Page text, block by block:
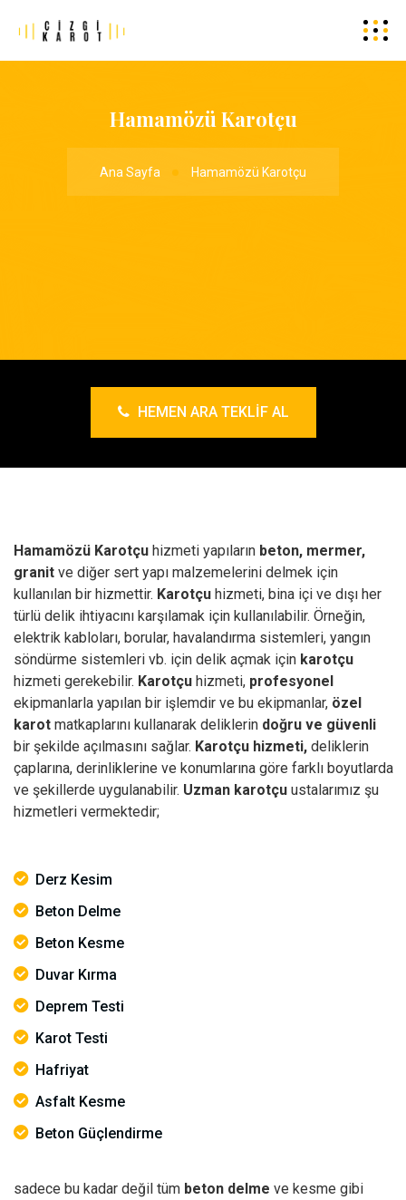
Hamamözü Karotçu
Ana Sayfa Hamamözü Karotçu
HEMEN ARA TEKLIF AL
Hamamözü Karotçu hizmeti yapıların beton, mermer,
granit ve diğer sert yapı malzemelerini delmek için
kullanılan bir hizmettir. Karotçu hizmeti, bina içi ve dışı her
türlü delik ihtiyacını karşılamak için kullanılabilir. Örneğin,
elektrik kabloları, borular, havalandırma sistemleri, yangın
söndürme sistemleri vb. için delik açmak için karotçu
hizmeti gerekebilir. Karotçu hizmeti, profesyonel
ekipmanlarla yapılan bir işlemdir ve bu ekipmanlar, özel
karot matkaplarını kullanarak deliklerin doğru ve güvenli
bir şekilde açılmasını sağlar. Karotçu hizmeti, deliklerin
çaplarına, derinliklerine ve konumlarına göre farklı boyutlarda
ve şekillerde uygulanabilir. Uzman karotçu ustalarımız şu
hizmetleri vermektedir;
Derz Kesim
Beton Delme
Beton Kesme
Duvar Kırma
Deprem Testi
Karot Testi
Hafriyat
Asfalt Kesme
Beton Güçlendirme
sadece bu kadar değil tüm beton delme ve kesme gibi